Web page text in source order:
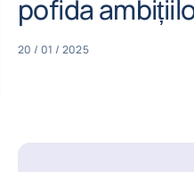
pofida
20 / 01 / 2025